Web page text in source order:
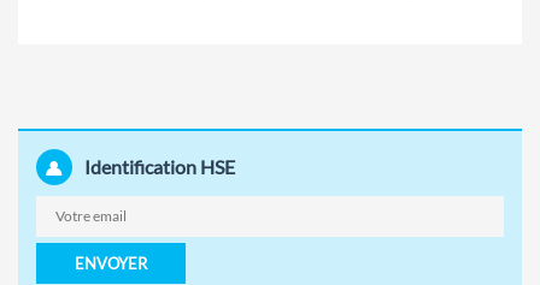
Identification HSE
ENVOYER